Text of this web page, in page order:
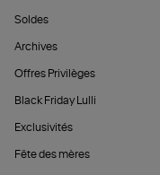
Soldes
Archives
Offres Privilèges
Black Friday Lulli
Exclusivités
Fête des mères